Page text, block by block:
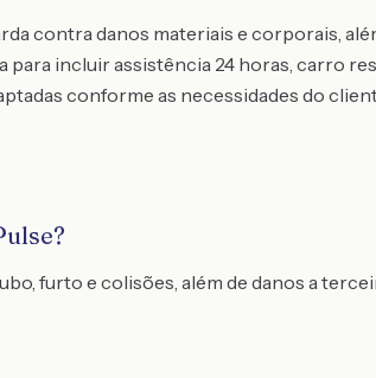
contra danos materiais e corporais,
incluir assistência 24 horas, carro
conforme as necessidades do
furto e colisões, além de danos a